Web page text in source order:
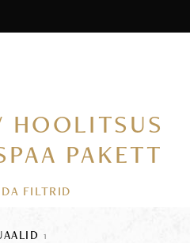
HOOLITSUS
PAKETT
1